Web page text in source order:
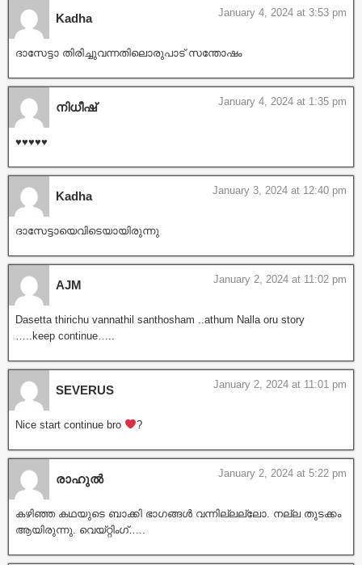
Kadha January 4, 2024 at 3:53 pm
ദാസേട്ടാ തിരിച്ചുവന്നതിലൊരുപാട് സന്തോഷം
നിധീഷ് January 4, 2024 at 1:35 pm
♥️♥️♥️♥️♥️
Kadha January 3, 2024 at 12:40 pm
ദാസേട്ടായെവിടെയായിരുന്നു
AJM January 2, 2024 at 11:02 pm
Dasetta thirichu vannathil santhosham ..athum Nalla oru story
…..keep continue…..
SEVERUS January 2, 2024 at 11:01 pm
Nice start continue bro ‍?
രാഹുൽ January 2, 2024 at 5:22 pm
കഴിഞ്ഞ കഥയുടെ ബാക്കി ഭാഗങ്ങൾ വന്നില്ലല്ലോ. നല്ല തുടക്കം
ആയിരുന്നു. വെയ്റ്റിംഗ്…..